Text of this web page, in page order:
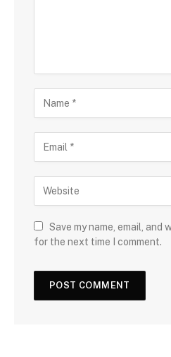
Save my name, email, and
for the next time I comment.